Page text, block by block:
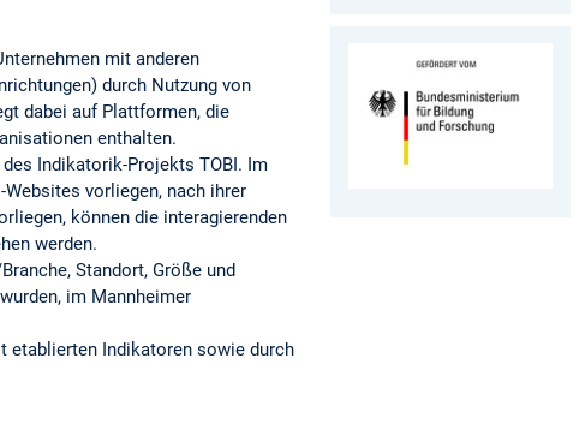
mit anderen
durch Nutzung von
dabei auf Plattformen, die
enthalten.
Indikatorik-Projekts TOBI. Im
vorliegen, nach ihrer
können die interagierenden
werden.
Standort, Größe und
im Mannheimer
etablierten Indikatoren sowie durch